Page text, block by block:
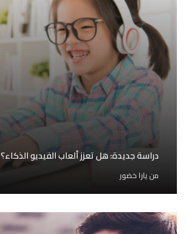
دراسة جديدة: هل تعزز ألعاب الفيديو الذكاء؟
منيارا خضور